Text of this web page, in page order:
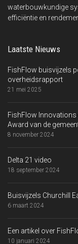
waterbouwkundige
efficiëntie en
Laatste Nieuws
FishFlow buisvijzels
overheidsrapport
21 mei 2025
FishFlow
Award van de
8 november 2024
Delta 21 video
18 september 2024
Buisvijzels Churchill
6 maart 2024
Een artikel over
10 januari 2024